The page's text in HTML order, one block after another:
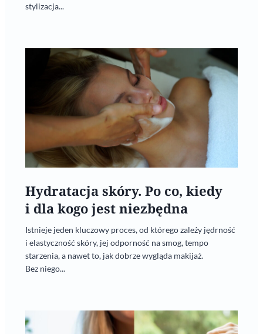
stylizacja...
Hydratacja skóry. Po co, kiedy
i dla kogo jest niezbędna
Istnieje jeden kluczowy proces, od którego zależy jędrność
i elastyczność skóry, jej odporność na smog, tempo
starzenia, a nawet to, jak dobrze wygląda makijaż.
Bez niego...